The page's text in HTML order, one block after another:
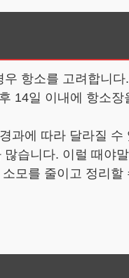
항소를 고려합니
14일 이내에 항소
과에 따라 달라질
습니다. 이럴 때야
모를 줄이고 정리